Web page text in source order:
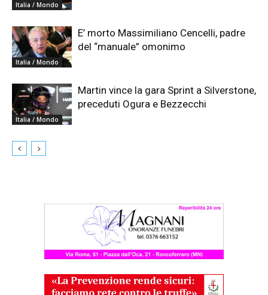
Italia / Mondo
Italia / Mondo
E’ morto Massimiliano Cencelli, padre
del “manuale” omonimo
Italia / Mondo
Martin vince la gara Sprint a Silverstone,
preceduti Ogura e Bezzecchi